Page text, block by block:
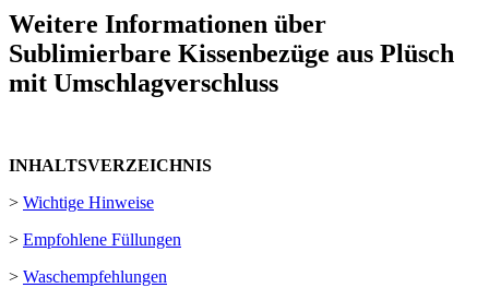
Weitere Informationen über
Sublimierbare Kissenbezüge aus Plüsch
mit Umschlagverschluss
INHALTSVERZEICHNIS
> Wichtige Hinweise
> Empfohlene Füllungen
> Waschempfehlungen